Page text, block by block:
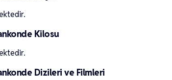
Kilosu
Dizileri ve Filmleri